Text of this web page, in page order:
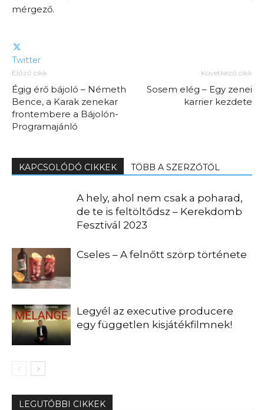
mérgező.
Twitter
Előző cikk
Égig érő bájoló – Németh
Bence, a Karak zenekar
frontembere a Bájolón-
Programajánló
Következő cikk
Sosem elég – Egy zenei
karrier kezdete
KAPCSOLÓDÓ CIKKEK TÖBB A SZERZŐTŐL
A hely, ahol nem csak a poharad,
de te is feltöltődsz – Kerekdomb
Fesztivál 2023
Cseles – A felnőtt szörp története
Legyél az executive producere
egy független kisjátékfilmnek!
LEGUTÓBBI CIKKEK